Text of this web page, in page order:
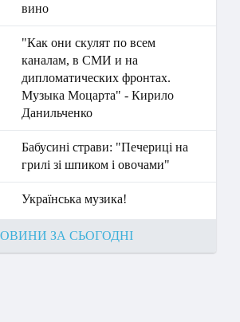
вино
"Как они скулят по всем
каналам, в СМИ и на
дипломатических фронтах.
Музыка Моцарта" - Кирило
Данильченко
Бабусині страви: "Печериці на
грилі зі шпиком і овочами"
Українська музика!
ЗА СЬОГОДНІ